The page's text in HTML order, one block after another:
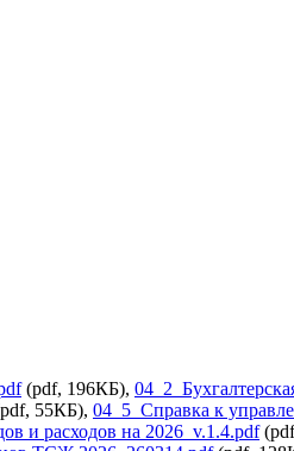
(pdf, 196КБ),
55КБ), 04_5_Справка к
и расходов на 2026_v.1.4.pdf